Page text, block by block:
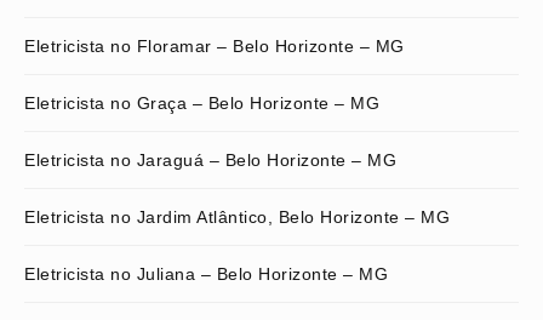
Eletricista no Floramar – Belo Horizonte – MG
Eletricista no Graça – Belo Horizonte – MG
Eletricista no Jaraguá – Belo Horizonte – MG
Eletricista no Jardim Atlântico, Belo Horizonte – MG
Eletricista no Juliana – Belo Horizonte – MG